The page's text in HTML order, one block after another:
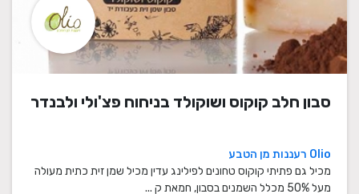
סבון חלב קוקוס ושוקולד בניחוח פצ'ולי ולבנדר
Olio רעננות מן הטבע
מכיל גם פתיתי קוקוס טחונים לפילינג עדין מכיל שמן זית כתית מעולה
מעל 50% מכלל השמנים בסבון, חמאת ק ...